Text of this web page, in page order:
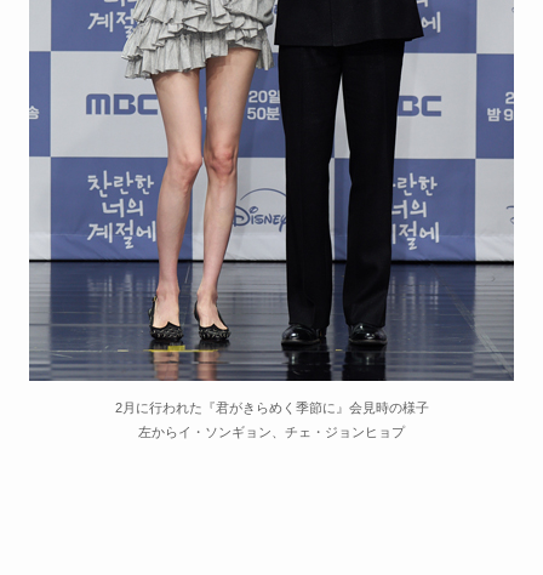
2月に行われた『君がきらめく季節に』会見時の様子
左からイ・ソンギョン、チェ・ジョンヒョプ